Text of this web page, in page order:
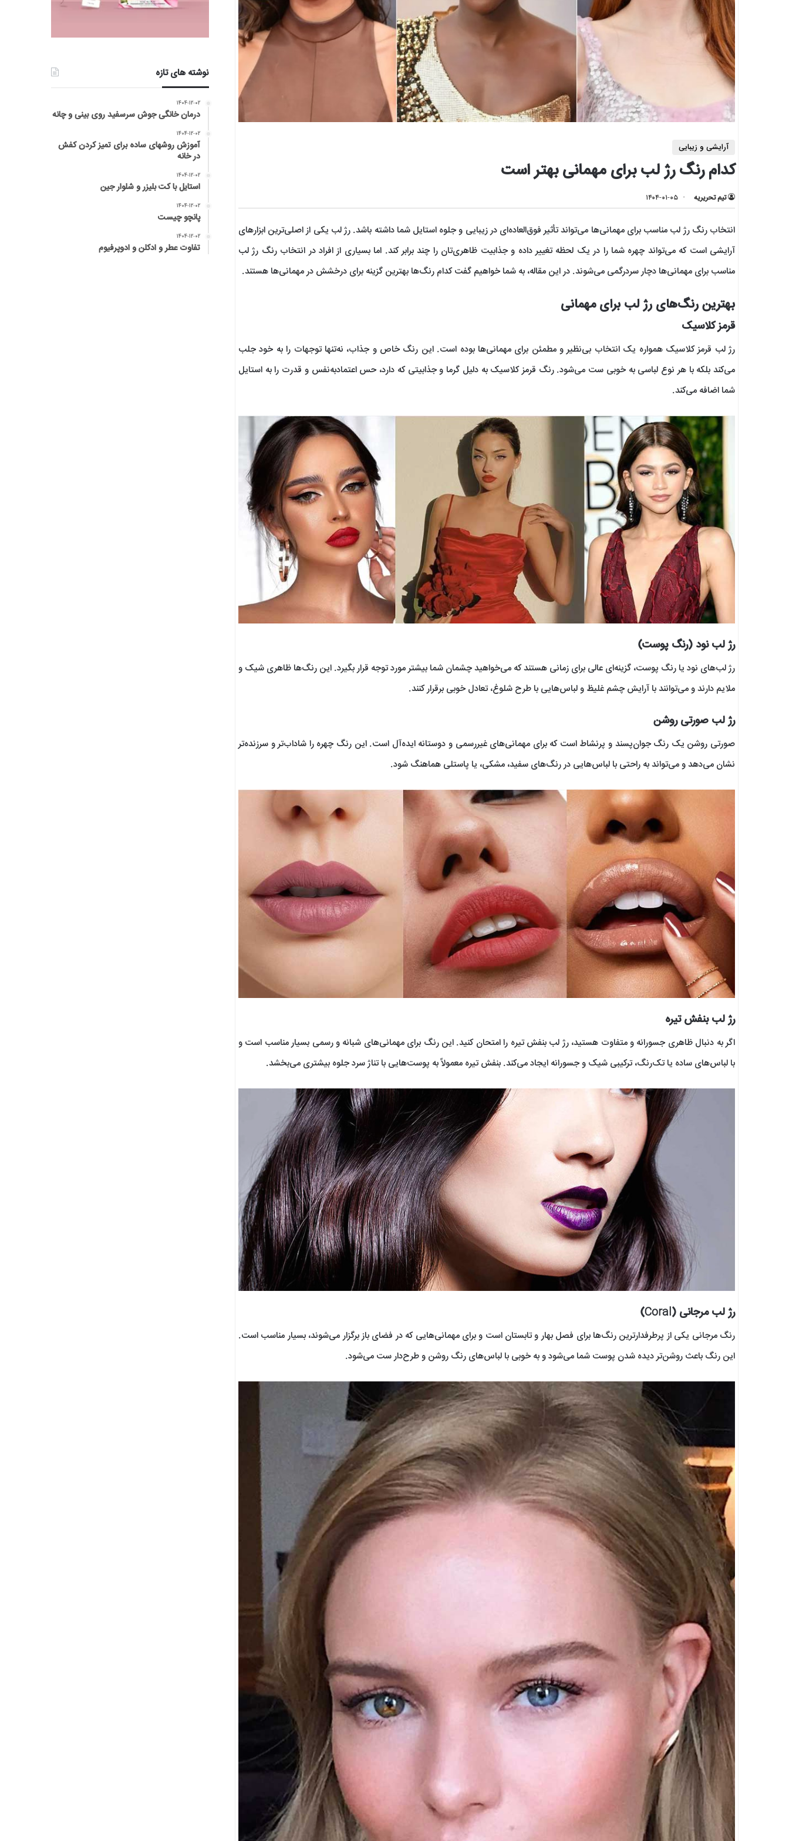
آرایشی و زیبایی
کدام رنگ رژ لب برای مهمانی بهتر است
تیم تحریریه ۱۴۰۴-۰۱-۰۵
انتخاب رنگ رژ لب مناسب برای مهمانی‌ها می‌تواند تأثیر فوق‌العاده‌ای در زیبایی و جلوه استایل شما داشته باشد. رژ لب یکی از اصلی‌ترین ابزارهای
آرایشی است که می‌تواند چهره شما را در یک لحظه تغییر داده و جذابیت ظاهری‌تان را چند برابر کند. اما بسیاری از افراد در انتخاب رنگ رژ لب
مناسب برای مهمانی‌ها دچار سردرگمی می‌شوند. در این مقاله، به شما خواهیم گفت کدام رنگ‌ها بهترین گزینه برای درخشش در مهمانی‌ها هستند.
بهترین رنگ‌های رژ لب برای مهمانی
قرمز کلاسیک
رژ لب قرمز کلاسیک همواره یک انتخاب بی‌نظیر و مطمئن برای مهمانی‌ها بوده است. این رنگ خاص و جذاب، نه‌تنها توجهات را به خود جلب
می‌کند بلکه با هر نوع لباسی به خوبی ست می‌شود. رنگ قرمز کلاسیک به دلیل گرما و جذابیتی که دارد، حس اعتمادبه‌نفس و قدرت را به استایل
شما اضافه می‌کند.
رژ لب نود (رنگ پوست)
رژ لب‌های نود یا رنگ پوست، گزینه‌ای عالی برای زمانی هستند که می‌خواهید چشمان شما بیشتر مورد توجه قرار بگیرد. این رنگ‌ها ظاهری شیک و
ملایم دارند و می‌توانند با آرایش چشم غلیظ و لباس‌هایی با طرح شلوغ، تعادل خوبی برقرار کنند.
رژ لب صورتی روشن
صورتی روشن یک رنگ جوان‌پسند و پرنشاط است که برای مهمانی‌های غیررسمی و دوستانه ایده‌آل است. این رنگ چهره را شاداب‌تر و سرزنده‌تر
نشان می‌دهد و می‌تواند به راحتی با لباس‌هایی در رنگ‌های سفید، مشکی، یا پاستلی هماهنگ شود.
رژ لب بنفش تیره
اگر به دنبال ظاهری جسورانه و متفاوت هستید، رژ لب بنفش تیره را امتحان کنید. این رنگ برای مهمانی‌های شبانه و رسمی بسیار مناسب است و
با لباس‌های ساده یا تک‌رنگ، ترکیبی شیک و جسورانه ایجاد می‌کند. بنفش تیره معمولاً به پوست‌هایی با تناژ سرد جلوه بیشتری می‌بخشد.
رژ لب مرجانی (Coral)
رنگ مرجانی یکی از پرطرفدارترین رنگ‌ها برای فصل بهار و تابستان است و برای مهمانی‌هایی که در فضای باز برگزار می‌شوند، بسیار مناسب است.
این رنگ باعث روشن‌تر دیده شدن پوست شما می‌شود و به خوبی با لباس‌های رنگ روشن و طرح‌دار ست می‌شود.
نوشته های تازه
۱۴۰۴-۱۲-۰۲
درمان خانگی جوش سرسفید روی بینی و چانه
۱۴۰۴-۱۲-۰۲
آموزش روشهای ساده برای تمیز کردن کفش
در خانه
۱۴۰۴-۱۲-۰۲
استایل با کت بلیزر و شلوار جین
۱۴۰۴-۱۲-۰۲
پانچو چیست
۱۴۰۴-۱۲-۰۲
تفاوت عطر و ادکلن و ادوپرفیوم